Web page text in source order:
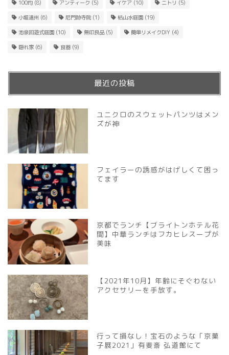
100均 (8) アンティーク (5) イケア (10) ニトリ (5)
小堀遠州 (6) 尼門跡寺院 (1) 枯山水庭園 (19)
池泉回遊式庭園 (10) 無印良品(5) 簡単リメイクDIY (4)
隠れ家 (6) 食器 (9)
最近の投稿
ユニクロのスウェットパンツはメン
ズが神
フェイラーの誘惑がはげしくて困っ
てます
京都でランチ【ブライトンホテル花
間】中華ランチはフカヒレスープが
美味
【2021年10月】年齢にそぐわない
アクセサリーを手放す。
行って損なし！宝石のような「京菓
子展2021」有斐斎 弘道館にて